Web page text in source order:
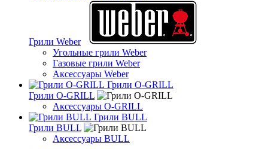
Грили Weber
Угольные грили Weber
Газовые грили Weber
Аксессуары Weber
Грили O-GRILL
Грили O-GRILL
Аксессуары O-GRILL
Грили BULL
Грили BULL
Аксессуары BULL